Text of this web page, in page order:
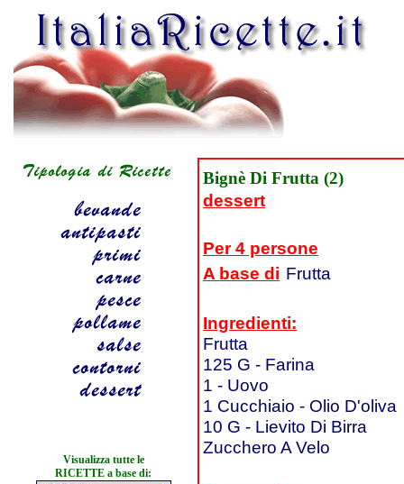
Visualizza tutte le
RICETTE a base di:
Bignè Di Frutta (2)
dessert
Per 4 persone
A base di Frutta
Ingredienti:
Frutta
125 G - Farina
1 - Uovo
1 Cucchiaio - Olio D'oliva
10 G - Lievito Di Birra
Zucchero A Velo